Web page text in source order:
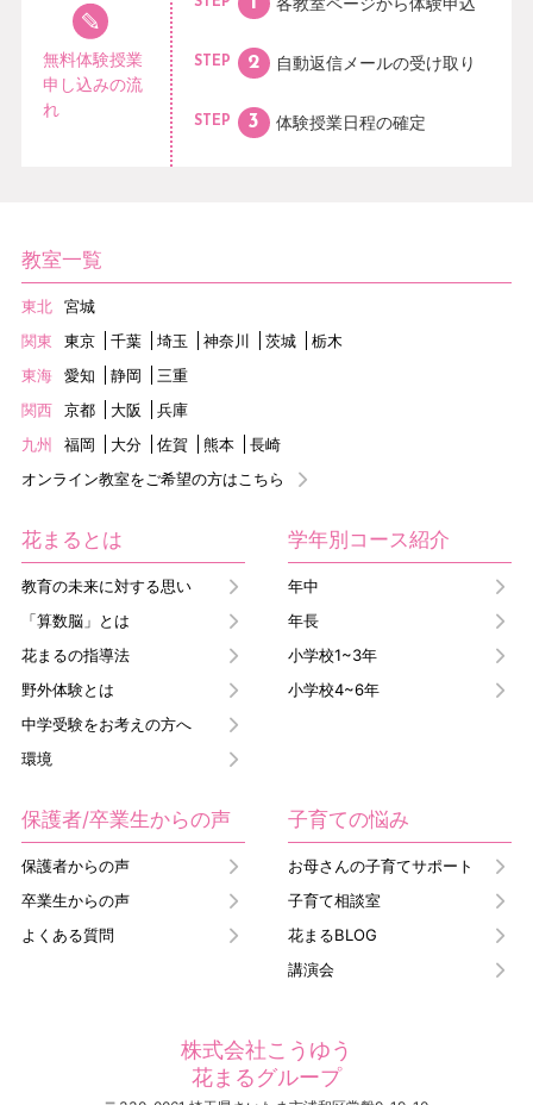
無料体験授業
申し込みの流
れ
STEP 自動返信メールの受け取り
STEP 体験授業日程の確定
教室一覧
東北
宮城
関東
東京 千葉 埼玉 神奈川 茨城
栃木
東海
愛知 静岡
三重
関西
京都 大阪
兵庫
九州
福岡 大分 佐賀 熊本
長崎
オンライン教室をご希望の方はこちら
花まるとは
教育の未来に対する思い
「算数脳」とは
花まるの指導法
野外体験とは
中学受験をお考えの方へ
環境
学年別コース紹介
年中
年長
小学校1~3年
小学校4~6年
保護者/卒業生からの声
保護者からの声
卒業生からの声
よくある質問
子育ての悩み
お母さんの子育てサポート
子育て相談室
花まるBLOG
講演会
株式会社こうゆう
花まるグループ